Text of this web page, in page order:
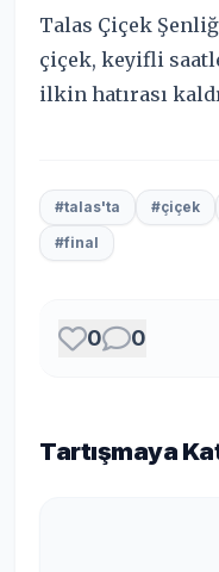
Talas Çiçek
çiçek, keyifli
ilkin hatırası
#talas'ta #çiçek
#final
0 0
Tartışmaya